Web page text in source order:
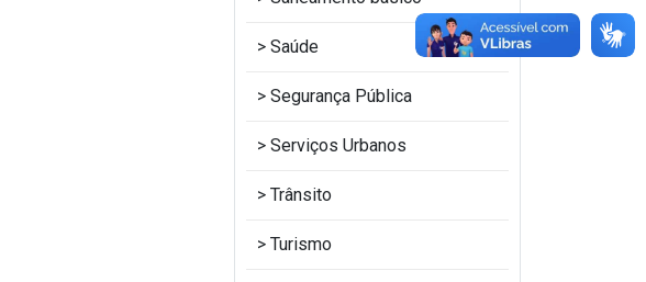
Saúde
Segurança Pública
Serviços Urbanos
Trânsito
Turismo